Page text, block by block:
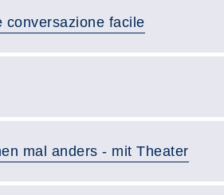
conversazione facile
mal anders - mit Theater